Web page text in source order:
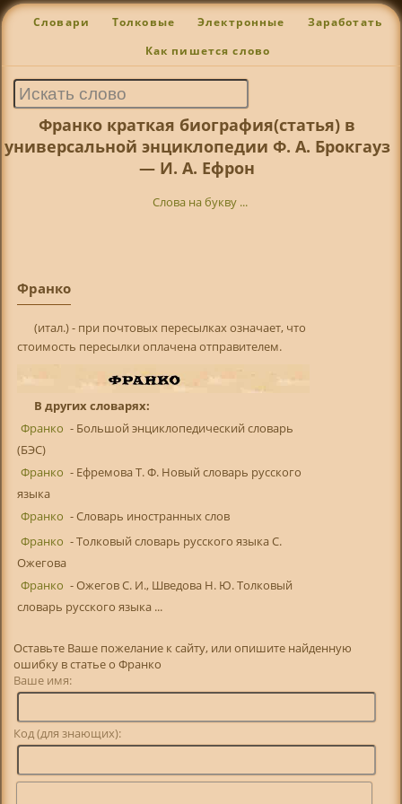
Словари Толковые Электронные Заработать
Как пишется слово
Франко краткая биография(статья) в
универсальной энциклопедии Ф. А. Брокгауз
— И. А. Ефрон
Слова на букву ...
Франко
(итал.) - при почтовых пересылках означает, что
стоимость пересылки оплачена отправителем.
В других словарях:
Франко - Большой энциклопедический словарь
(БЭС)
Франко - Ефремова Т. Ф. Новый словарь русского
языка
Франко - Словарь иностранных слов
Франко - Толковый словарь русского языка С.
Ожегова
Франко - Ожегов С. И., Шведова Н. Ю. Толковый
словарь русского языка ...
Оставьте Ваше пожелание к сайту, или опишите найденную
ошибку в статье о Франко
Ваше имя:
Код (для знающих):